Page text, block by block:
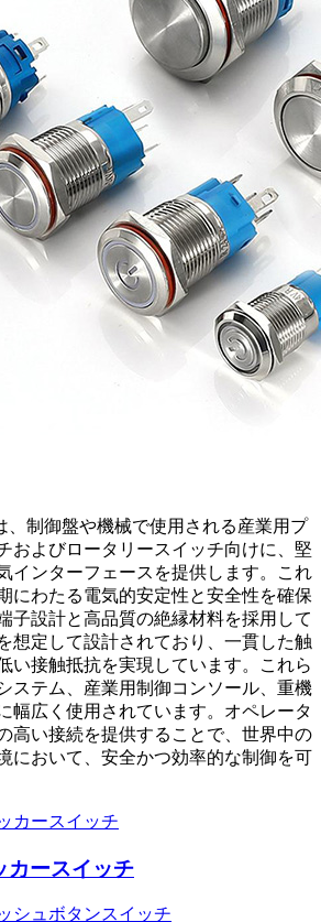
、制御盤や機械で使用される産業用プ
およびロータリースイッチ向けに、堅
インターフェースを提供します。これ
にわたる電気的安定性と安全性を確保
子設計と高品質の絶縁材料を採用して
想定して設計されており、一貫した触
い接触抵抗を実現しています。これら
ステム、産業用制御コンソール、重機
幅広く使用されています。オペレータ
高い接続を提供することで、世界中の
において、安全かつ効率的な制御を可
カースイッチ